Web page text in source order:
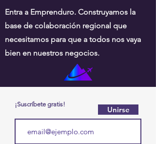
Entra a Emprenduro. Construyamos la
base de colaboración regional que
necesitamos para que a todos nos vaya
bien en nuestros negocios.
¡Suscríbete gratis!
Unirse